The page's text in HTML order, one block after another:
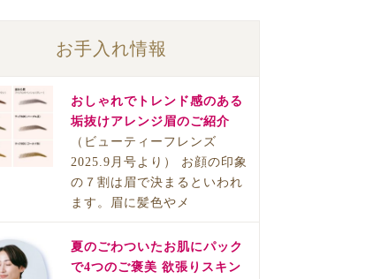
お手入れ情報
おしゃれでトレンド感のある
垢抜けアレンジ眉のご紹介
（ビューティーフレンズ
2025.9月号より） お顔の印象
の７割は眉で決まるといわれ
ます。眉に髪色やメ
夏のごわついたお肌にパック
で4つのご褒美 欲張りスキン